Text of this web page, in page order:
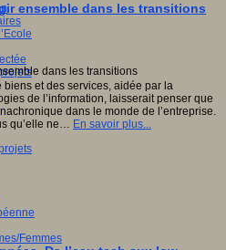
Femmes
ensemble dans les transitions
et des services, aidée par la
de l’information, laisserait penser que
dans le monde de l’entreprise.
qu’elle ne… En savoir plus...